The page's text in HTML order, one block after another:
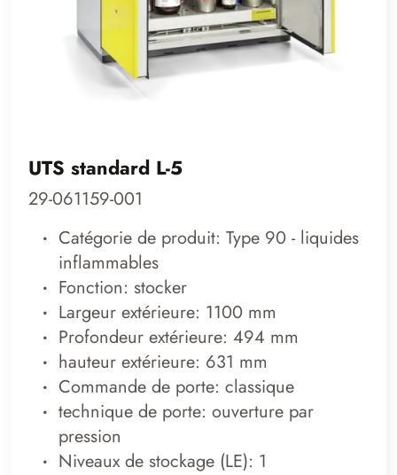
UTS standard L-5
29-061159-001
Catégorie de produit: Type 90 - liquides
inflammables
Fonction: stocker
Largeur extérieure: 1100 mm
Profondeur extérieure: 494 mm
hauteur extérieure: 631 mm
Commande de porte: classique
technique de porte: ouverture par
pression
Niveaux de stockage (LE): 1